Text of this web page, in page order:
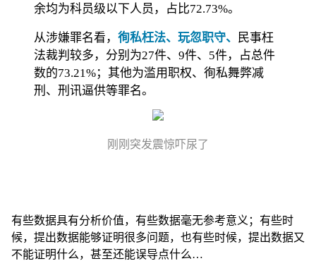
余均为科员级以下人员，占比72.73%。
从涉嫌罪名看， 徇私枉法、玩忽职守、 民事枉
法裁判较多，分别为27件、9件、5件，占总件
数的73.21%；其他为滥用职权、徇私舞弊减
刑、刑讯逼供等罪名。
刚刚突发震惊吓尿了
有些数据具有分析价值，有些数据毫无参考意义；有些时
候，提出数据能够证明很多问题，也有些时候，提出数据又
不能证明什么，甚至还能误导点什么…